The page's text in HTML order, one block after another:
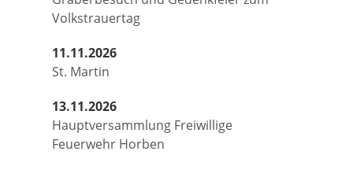
Volkstrauertag
11.11.2026
St. Martin
13.11.2026
Hauptversammlung Freiwillige
Feuerwehr Horben